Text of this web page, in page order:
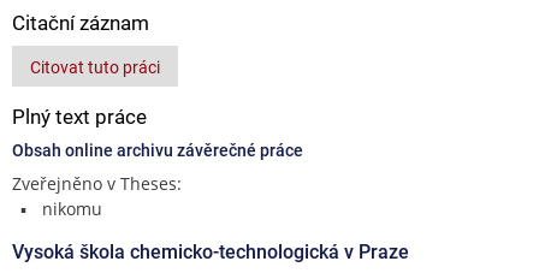
Citační záznam
Citovat tuto práci
Plný text práce
Obsah online archivu závěrečné práce
Zveřejněno v Theses:
nikomu
Vysoká škola chemicko-technologická v Praze